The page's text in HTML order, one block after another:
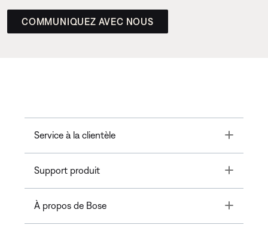
COMMUNIQUEZ AVEC NOUS
Service à la clientèle Toggle
Support produit Toggle
À propos de Bose Toggle